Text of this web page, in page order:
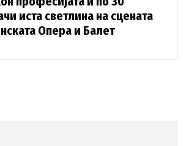
иста светлина на сцената
Опера и Балет